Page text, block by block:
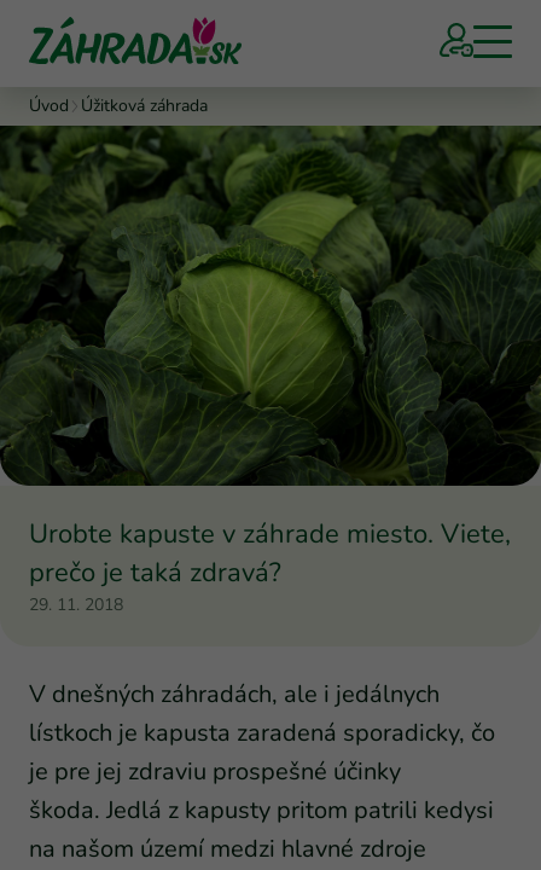
Úvod Úžitková záhrada
Urobte kapuste v záhrade miesto. Viete,
prečo je taká zdravá?
29. 11. 2018
V dnešných záhradách, ale i jedálnych
lístkoch je kapusta zaradená sporadicky, čo
je pre jej zdraviu prospešné účinky
škoda. Jedlá z kapusty pritom patrili kedysi
na našom území medzi hlavné zdroje